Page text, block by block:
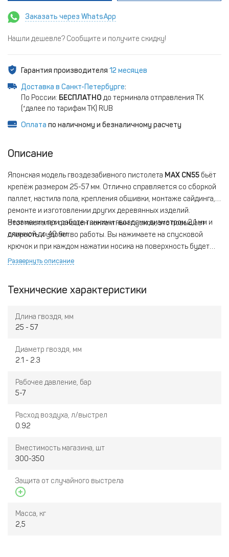
Заказать через WhatsApp
Нашли дешевле? Сообщите и получите скидку!
Гарантия производителя 12 месяцев
Доставка в Санкт-Петербурге:
По России: БЕСПЛАТНО до терминала отправления ТК
(*далее по тарифам ТК) RUB
Оплата по наличному и безналичному расчету
Описание
Японская модель гвоздезабивного пистолета MAX CN55 бьёт
крепёж размером 25-57 мм. Отлично справляется со сборкой
паллет, настила пола, крепления обшивки, монтаже сайдинга,
ремонте и изготовлении других деревянных изделий.
Незаменим при работе тонкими гвоздями диаметром 2,1 мм и
длинной до 40 мм.
Этот пистолет оснащен контактным пуском, это повышает
скорость и удобство работы. Вы нажимаете на спусковой
крючок и при каждом нажатии носика на поверхность будет
забиваться крепеж.
Развернуть описание
Технические характеристики
Длина гвоздя, мм
25 - 57
Диаметр гвоздя, мм
2.1 - 2.3
Рабочее давление, бар
5-7
Расход воздуха, л/выстрел
0.92
Вместимость магазина, шт
300-350
Защита от случайного выстрела
Масса, кг
2,5